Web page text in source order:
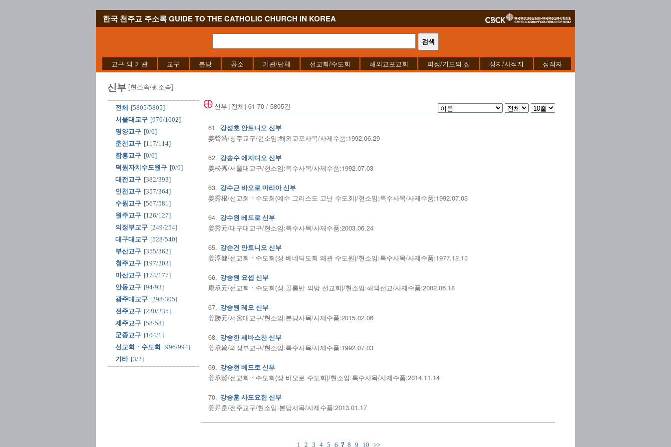
한국 천주교 주소록 GUIDE TO THE CATHOLIC CHURCH IN KOREA
교구 외 기관 교구 본당 공소 기관/단체 선교회/수도회 해외교포교회 피정/기도의 집 성지/사적지 성직자
신부 [현소속/원소속]
전체
[5805/5805]
서울대교구 [970/1002]
평양교구 [0/0]
춘천교구 [117/114]
함흥교구 [0/0]
덕원자치수도원구 [0/0]
대전교구 [382/393]
인천교구 [357/364]
수원교구 [567/581]
원주교구 [126/127]
의정부교구 [249/254]
대구대교구 [528/540]
부산교구 [355/362]
청주교구 [197/203]
마산교구 [174/177]
안동교구 [94/93]
광주대교구 [298/305]
전주교구 [230/235]
제주교구 [58/58]
군종교구 [104/1]
선교회ㆍ수도회 [996/994]
기타 [3/2]
신부 [전체] 61-70 / 5805건
61. 강성호 안토니오 신부
姜聲浩/청주교구/현소임:해외교포사목/사제수품:1992.06.29
62. 강송수 에지디오 신부
姜松秀/서울대교구/현소임:특수사목/사제수품:1992.07.03
63. 강수근 바오로 마리아 신부
姜秀根/선교회ㆍ수도회(예수 그리스도 고난 수도회)/현소임:특수사목/사제수품:1992.07.03
64. 강수원 베드로 신부
姜秀元/대구대교구/현소임:특수사목/사제수품:2003.06.24
65. 강순건 안토니오 신부
姜淳健/선교회ㆍ수도회(성 베네딕도회 왜관 수도원)/현소임:특수사목/사제수품:1977.12.13
66. 강승원 요셉 신부
康承元/선교회ㆍ수도회(성 골롬반 외방 선교회)/현소임:해외선교/사제수품:2002.06.18
67. 강승원 레오 신부
姜勝元/서울대교구/현소임:본당사목/사제수품:2015.02.06
68. 강승한 세바스찬 신부
姜承翰/의정부교구/현소임:특수사목/사제수품:1992.07.03
69. 강승현 베드로 신부
姜承賢/선교회ㆍ수도회(성 바오로 수도회)/현소임:특수사목/사제수품:2014.11.14
70. 강승훈 사도요한 신부
姜昇훈/전주교구/현소임:본당사목/사제수품:2013.01.17
1 2 3 4 5 6 7 8 9 10 >>